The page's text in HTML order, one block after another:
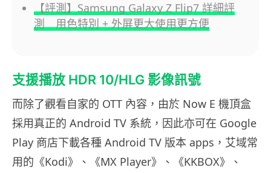
【評測】Samsung Galaxy Z Flip7 詳細評
測 用色特別 + 外屏更大使用更方便
支援播放 HDR 10/HLG 影像訊號
而除了觀看自家的 OTT 內容，由於 Now E 機頂盒
採用真正的 Android TV 系統，因此亦可在 Google
Play 商店下載各種 Android TV 版本 apps，艾域常
用的《Kodi》、《MX Player》、《KKBOX》、